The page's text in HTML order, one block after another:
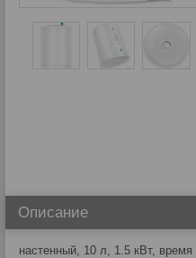
Описание
настенный, 10 л, 1.5 кВт,